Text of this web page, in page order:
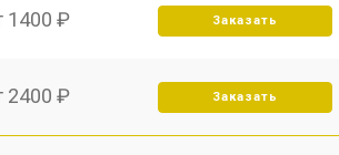
1400 ₽ Заказать
2400 ₽ Заказать